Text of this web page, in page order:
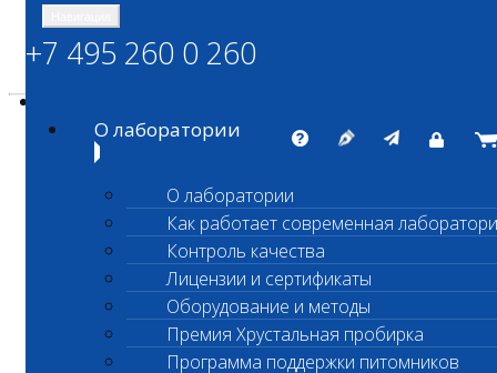
ШАНС БИО
Независимая ветеринарная лаборатория
+7 495 260 0 260
О лаборатории
О лаборатории
Как работает современная
Контроль качества
Лицензии и сертификаты
Оборудование и методы
Премия Хрустальная пробирка
Программа поддержки питомников